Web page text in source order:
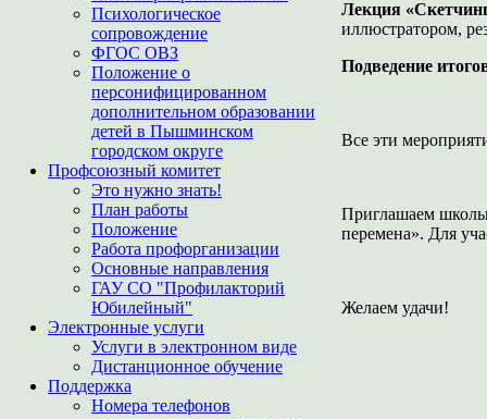
Психологическое
сопровождение
ФГОС ОВЗ
Положение о
персонифицированном
дополнительном образовании
детей в Пышминском
городском округе
Профсоюзный комитет
Это нужно знать!
План работы
Положение
Работа профорганизации
Основные направления
ГАУ СО "Профилакторий
Юбилейный"
Электронные услуги
Услуги в электронном виде
Дистанционное обучение
Поддержка
Номера телефонов
Лекция
иллюстратором,
Подведение
Все эти
Приглашаем
перемена». Для
Желаем удачи!